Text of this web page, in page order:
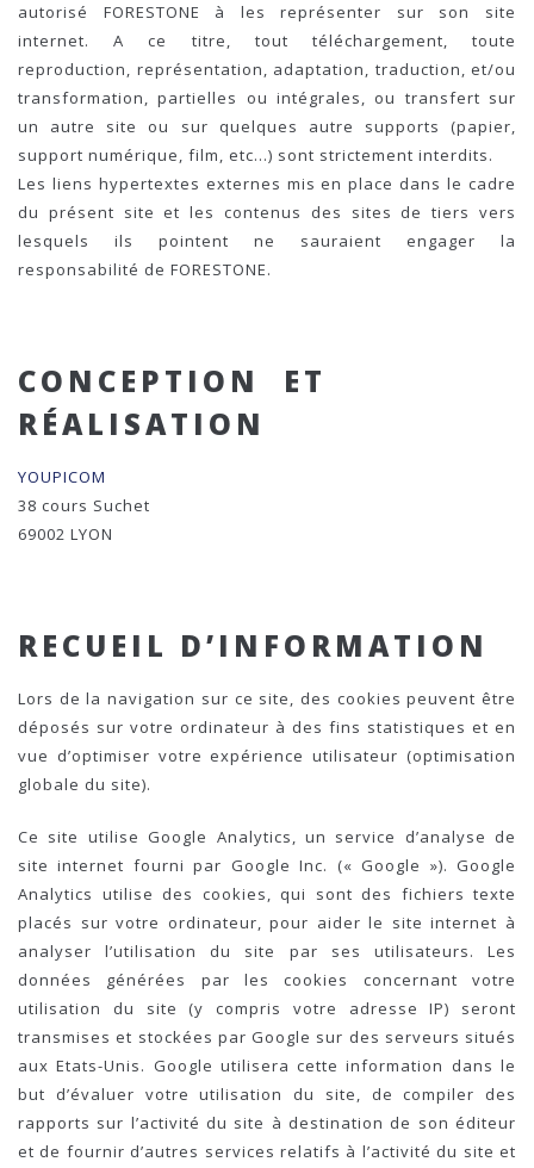
autorisé FORESTONE à les représenter sur son site
internet. A ce titre, tout téléchargement, toute
reproduction, représentation, adaptation, traduction, et/ou
transformation, partielles ou intégrales, ou transfert sur
un autre site ou sur quelques autre supports (papier,
support numérique, film, etc…) sont strictement interdits.
Les liens hypertextes externes mis en place dans le cadre
du présent site et les contenus des sites de tiers vers
lesquels ils pointent ne sauraient engager la
responsabilité de FORESTONE.
CONCEPTION ET
RÉALISATION
YOUPICOM
38 cours Suchet
69002 LYON
RECUEIL D’INFORMATION
Lors de la navigation sur ce site, des cookies peuvent être
déposés sur votre ordinateur à des fins statistiques et en
vue d’optimiser votre expérience utilisateur (optimisation
globale du site).
Ce site utilise Google Analytics, un service d’analyse de
site internet fourni par Google Inc. (« Google »). Google
Analytics utilise des cookies, qui sont des fichiers texte
placés sur votre ordinateur, pour aider le site internet à
analyser l’utilisation du site par ses utilisateurs. Les
données générées par les cookies concernant votre
utilisation du site (y compris votre adresse IP) seront
transmises et stockées par Google sur des serveurs situés
aux Etats-Unis. Google utilisera cette information dans le
but d’évaluer votre utilisation du site, de compiler des
rapports sur l’activité du site à destination de son éditeur
et de fournir d’autres services relatifs à l’activité du site et